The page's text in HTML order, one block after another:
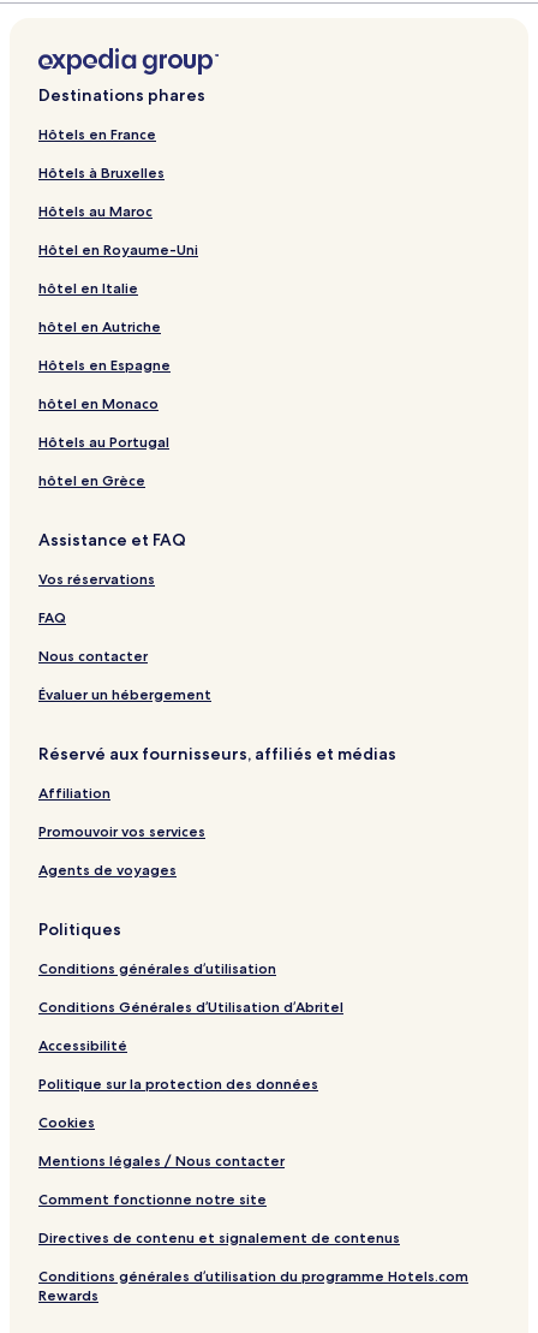
Destinations phares
Hôtels en France
Hôtels à Bruxelles
Hôtels au Maroc
Hôtel en Royaume-Uni
hôtel en Italie
hôtel en Autriche
Hôtels en Espagne
hôtel en Monaco
Hôtels au Portugal
hôtel en Grèce
Assistance et FAQ
Vos réservations
FAQ
Nous contacter
Évaluer un hébergement
Réservé aux fournisseurs, affiliés et médias
Affiliation
Promouvoir vos services
Agents de voyages
Politiques
Conditions générales d’utilisation
Conditions Générales d’Utilisation d’Abritel
Accessibilité
Politique sur la protection des données
Cookies
Mentions légales / Nous contacter
Comment fonctionne notre site
Directives de contenu et signalement de contenus
Conditions générales d’utilisation du programme Hotels.com
Rewards